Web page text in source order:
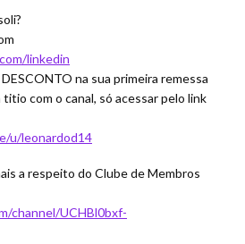
linkedin
na sua primeira remessa
titio com o canal, só acessar pelo link
u/leonardod14
respeito do Clube de Membros
channel/UCHBl0bxf-